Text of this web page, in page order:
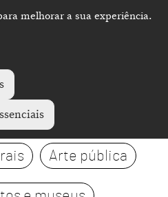
melhorar a sua experiência.
Exposições
Arte pública